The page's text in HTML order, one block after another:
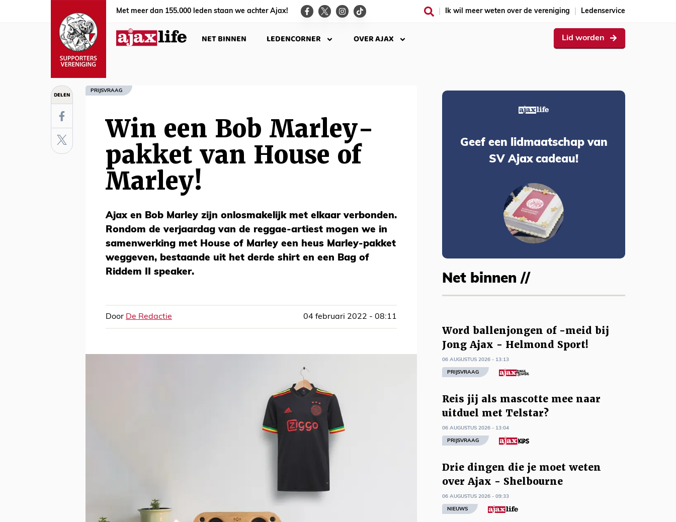
Met meer dan 155.000 leden staan we achter Ajax! Ik wil meer weten over de vereniging Ledenservice
NET BINNEN LEDENCORNER OVER AJAX Lid worden
DELEN PRIJSVRAAG
Win een Bob Marley-
pakket van House of
Marley!
Ajax en Bob Marley zijn onlosmakelijk met elkaar verbonden.
Rondom de verjaardag van de reggae-artiest mogen we in
samenwerking met House of Marley een heus Marley-pakket
weggeven, bestaande uit het derde shirt en een Bag of
Riddem II speaker.
Door De Redactie 04 februari 2022 - 08:11
Geef een lidmaatschap van
SV Ajax cadeau!
Net binnen //
Word ballenjongen of -meid bij
Jong Ajax - Helmond Sport!
06 AUGUSTUS 2026 - 13:13
PRIJSVRAAG
Reis jij als mascotte mee naar
uitduel met Telstar?
06 AUGUSTUS 2026 - 13:04
PRIJSVRAAG
Drie dingen die je moet weten
over Ajax - Shelbourne
06 AUGUSTUS 2026 - 09:33
NIEUWS